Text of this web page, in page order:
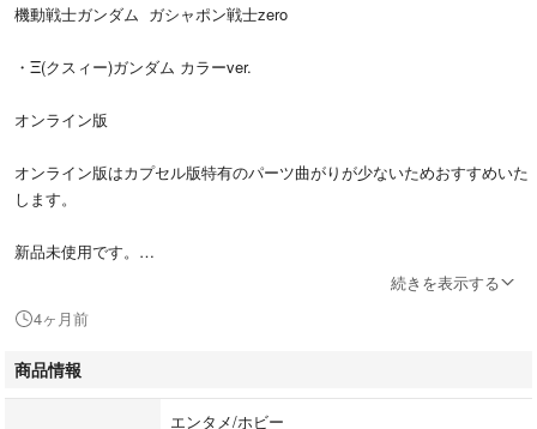
機動戦士ガンダム ガシャポン戦士zero
・Ξ(クスィー)ガンダム カラーver.
オンライン版
オンライン版はカプセル版特有のパーツ曲がりが少ないためおすすめいた
します。
新品未使用です。
#ガン消し
#ガンケシ
続きを表示する
4ヶ月前
商品情報
エンタメ/ホビー